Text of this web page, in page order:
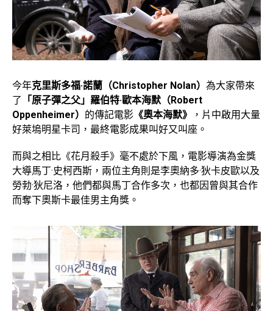
今年克里斯多福·諾蘭（Christopher Nolan） 為大家帶來
了
「原子彈之父」羅伯特·歐本海默（Robert
Oppenheimer） 的傳記電影 《奧本海默》
，片中啟用大量
好萊塢明星卡司，最終電影成果叫好又叫座。
而與之相比《花月殺手》毫不處於下風，電影導演為金獎
大導馬丁·史柯西斯，兩位主角則是李奧納多·狄卡皮歐以及
勞勃·狄尼洛，他們都與馬丁合作多次，也都因曾與其合作
而奪下奧斯卡最佳男主角獎。